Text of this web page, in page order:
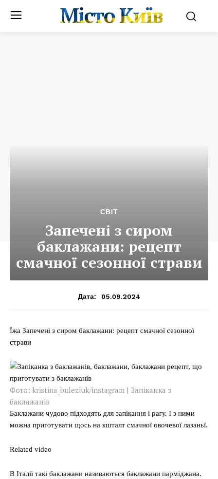
Місто Київ
СВІТ
Запечені з сиром
баклажани: рецепт
смачної сезонної страви
Дата: 05.09.2024
Їжа Запечені з сиром баклажани: рецепт смачної сезонної
страви
Фото: kristina_buleziuk/instagram | Запіканка з
баклажанів
Баклажани чудово підходять для запікання і рагу. І з ними
можна приготувати щось на кшталт смачної овочевої лазаньї.
Related video
В Італії такі баклажани називаються баклажани парміджана.